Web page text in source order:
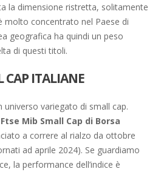
la dimensione ristretta, solitamente
molto concentrato nel Paese di
geografica ha quindi un peso
di questi titoli.
CAP ITALIANE
variegato di small cap.
Ftse Mib Small Cap di Borsa
a correre al rialzo da ottobre
ad aprile 2024). Se guardiamo
la performance dell’indice è